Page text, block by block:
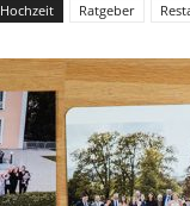
Hochzeit Ratgeber